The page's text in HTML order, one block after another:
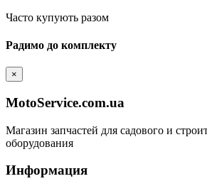
Часто купують разом
Радимо до комплекту
×
MotoService.com.ua
Магазин запчастей для садового и
оборудования
Информация